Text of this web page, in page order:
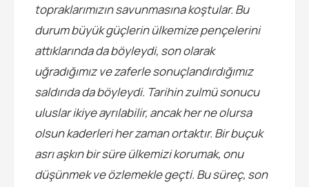
topraklarımızın savunmasına koştular. Bu
durum büyük güçlerin ülkemize pençelerini
attıklarında da böyleydi, son olarak
uğradığımız ve zaferle sonuçlandırdığımız
saldırıda da böyleydi. Tarihin zulmü sonucu
uluslar ikiye ayrılabilir, ancak her ne olursa
olsun kaderleri her zaman ortaktır. Bir buçuk
asrı aşkın bir süre ülkemizi korumak, onu
düşünmek ve özlemekle geçti. Bu süreç, son